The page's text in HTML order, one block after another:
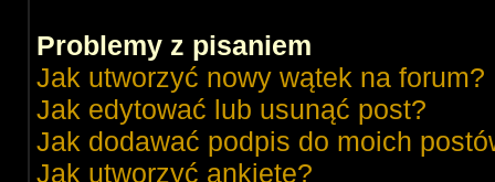
Problemy z pisaniem
Jak utworzyć nowy wątek na forum?
Jak edytować lub usunąć post?
Jak dodawać podpis do moich
Jak utworzyć ankietę?